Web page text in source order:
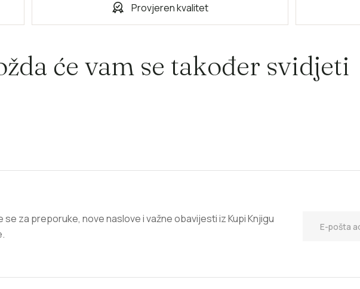
Provjeren kvalitet
će vam se također svidjeti
se za preporuke, nove naslove i važne obavijesti iz Kupi Knjigu